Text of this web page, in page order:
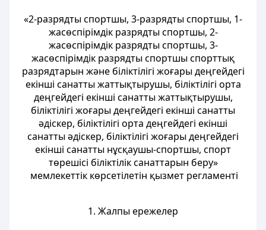
«2-разрядты спортшы, 3-разрядты спортшы, 1-
жасөспірімдік разрядты спортшы, 2-
жасөспірімдік разрядты спортшы, 3-
жасөспірімдік разрядты спортшы спорттық
разрядтарын және біліктiлiгi жоғары деңгейдегi
екiншi санатты жаттықтырушы, біліктiлiгi орта
деңгейдегi екiншi санатты жаттықтырушы,
біліктiлiгi жоғары деңгейдегi екiншi санатты
әдiскер, біліктiлiгi орта деңгейдегi екiншi
санатты әдiскер, біліктiлiгi жоғары деңгейдегi
екiншi санатты нұсқаушы-спортшы, спорт
төрешiсi біліктілік санаттарын беру»
мемлекеттік көрсетілетін қызмет регламенті
1. Жалпы ережелер